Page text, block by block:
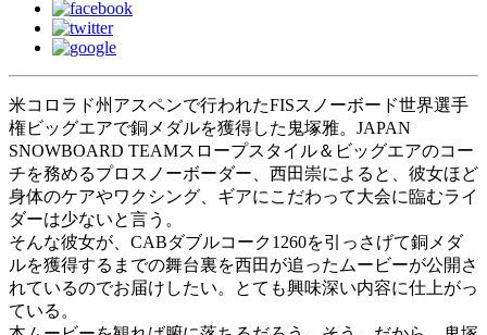
米コロラド州アスペンで行われたFISスノーボード世界選手
権ビッグエアで銅メダルを獲得した鬼塚雅。JAPAN
SNOWBOARD TEAMスロープスタイル＆ビッグエアのコー
チを務めるプロスノーボーダー、西田崇によると、彼女ほど
身体のケアやワクシング、ギアにこだわって大会に臨むライ
ダーは少ないと言う。
そんな彼女が、CABダブルコーク1260を引っさげて銅メダ
ルを獲得するまでの舞台裏を西田が追ったムービーが公開さ
れているのでお届けしたい。とても興味深い内容に仕上がっ
ている。